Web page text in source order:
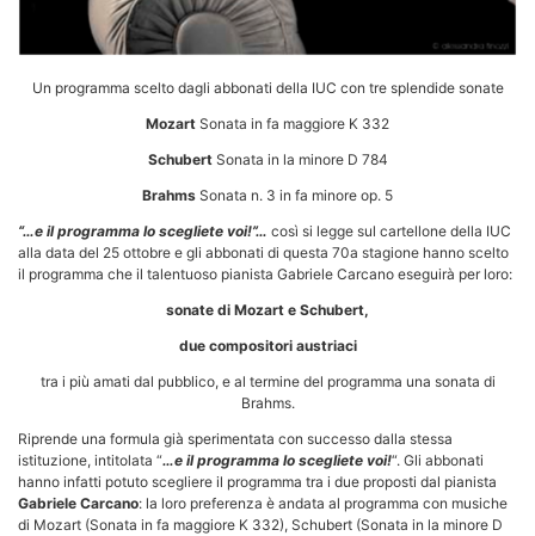
Un programma scelto dagli abbonati della IUC con tre splendide sonate
Mozart Sonata in fa maggiore K 332
SchubertSonata in la minore D 784
Brahms Sonata n. 3 in fa minore op. 5
“…e il programma lo scegliete voi!”… così si legge sul cartellone della IUC
alla data del 25 ottobre e gli abbonati di questa 70a stagione hanno scelto
il programma che il talentuoso pianista Gabriele Carcano eseguirà per loro:
sonate di Mozart e Schubert,
due compositori austriaci
tra i più amati dal pubblico, e al termine del programma una sonata di
Brahms.
Riprende una formula già sperimentata con successo dalla stessa
istituzione, intitolata “…e il programma lo scegliete voi!“. Gli abbonati
hanno infatti potuto scegliere il programma tra i due proposti dal pianista
Gabriele Carcano: la loro preferenza è andata al programma con musiche
di Mozart (Sonata in fa maggiore K 332), Schubert (Sonata in la minore D